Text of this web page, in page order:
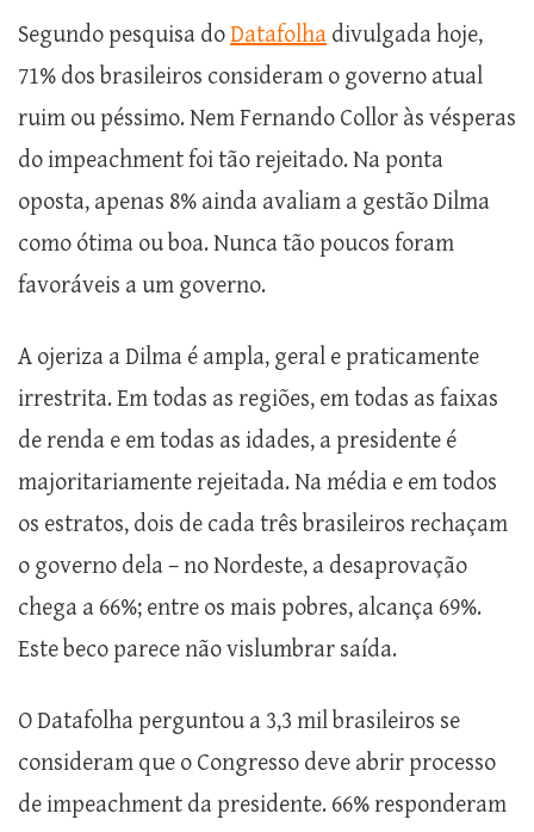
Segundo pesquisa doDatafolha divulgada hoje,
71% dos brasileiros consideram o governo atual
ruim ou péssimo. Nem Fernando Collor às vésperas
do impeachment foi tão rejeitado. Na ponta
oposta, apenas 8% ainda avaliam a gestão Dilma
como ótima ou boa. Nunca tão poucos foram
favoráveis a um governo.
A ojeriza a Dilma é ampla, geral e praticamente
irrestrita. Em todas as regiões, em todas as faixas
de renda e em todas as idades, a presidente é
majoritariamente rejeitada. Na média e em todos
os estratos, dois de cada três brasileiros rechaçam
o governo dela – no Nordeste, a desaprovação
chega a 66%; entre os mais pobres, alcança 69%.
Este beco parece não vislumbrar saída.
O Datafolha perguntou a 3,3 mil brasileiros se
consideram que o Congresso deve abrir processo
de impeachment da presidente. 66% responderam